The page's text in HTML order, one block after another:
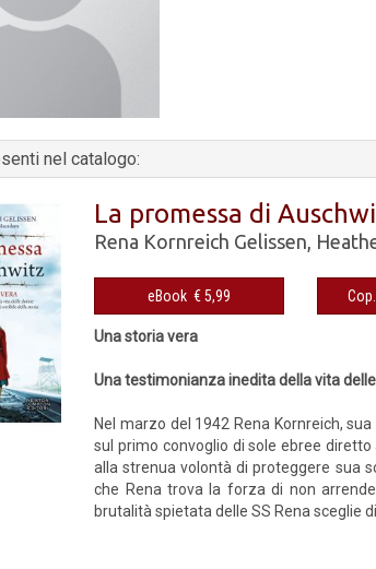
nel catalogo:
La promessa di
Rena Kornreich Gelissen
eBook € 5,99
Una storia vera
Una testimonianza inedita della vita
Nel marzo del 1942 Rena Kornreich,
sul primo convoglio di sole ebree
alla strenua volontà di proteggere sua
che Rena trova la forza di non
brutalità spietata delle SS Rena sceglie